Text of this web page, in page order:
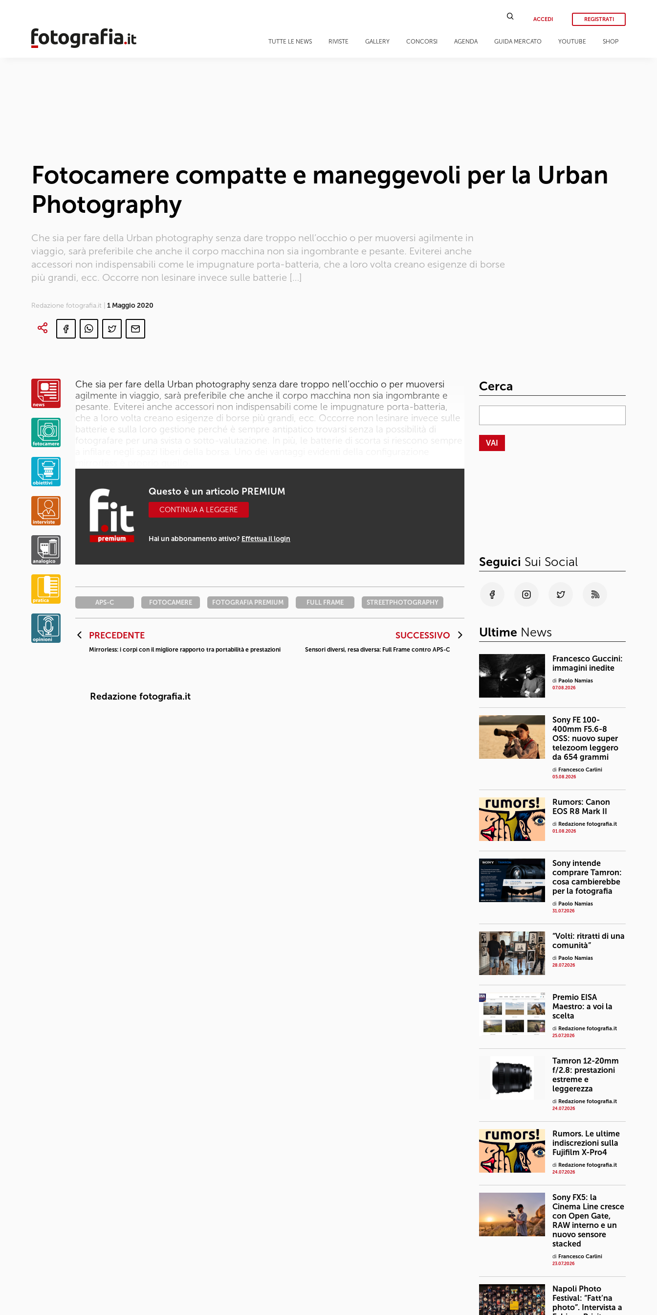
ACCEDI REGISTRATI
TUTTE LE NEWS RIVISTE GALLERY CONCORSI AGENDA GUIDA MERCATO YOUTUBE SHOP
Fotocamere compatte e maneggevoli per la Urban
Photography
Che sia per fare della Urban photography senza dare troppo nell’occhio o per muoversi agilmente in
viaggio, sarà preferibile che anche il corpo macchina non sia ingombrante e pesante. Eviterei anche
accessori non indispensabili come le impugnature porta-batteria, che a loro volta creano esigenze di borse
più grandi, ecc. Occorre non lesinare invece sulle batterie […]
Redazione fotografia.it | 1 Maggio 2020
Che sia per fare della Urban photography senza dare troppo nell’occhio o per muoversi
agilmente in viaggio, sarà preferibile che anche il corpo macchina non sia ingombrante e
pesante. Eviterei anche accessori non indispensabili come le impugnature porta-batteria,
che a loro volta creano esigenze di borse più grandi, ecc. Occorre non lesinare invece sulle
batterie e sulla loro gestione perché è sempre antipatico trovarsi senza la possibilità di
fotografare per una svista o sotto-valutazione. In più, le batterie di scorta si riescono sempre
Questo è un articolo PREMIUM
CONTINUA A LEGGERE
Hai un abbonamento attivo? Effettua il login
APS-C FOTOCAMERE FOTOGRAFIA PREMIUM FULL FRAME STREETPHOTOGRAPHY
PRECEDENTE
Mirrorless: i corpi con il migliore rapporto tra portabilità e prestazioni
SUCCESSIVO
Sensori diversi, resa diversa: Full Frame contro APS-C
Redazione fotografia.it
Cerca
Seguici Sui Social
Ultime News
Francesco Guccini:
immagini inedite
di Paolo Namias
07.08.2026
Sony FE 100-
400mm F5.6-8
OSS: nuovo super
telezoom leggero
da 654 grammi
di Francesco Carlini
05.08.2026
Rumors: Canon
EOS R8 Mark II
di Redazione fotografia.it
01.08.2026
Sony intende
comprare Tamron:
cosa cambierebbe
per la fotografia
di Paolo Namias
31.07.2026
“Volti: ritratti di una
comunità”
di Paolo Namias
28.07.2026
Premio EISA
Maestro: a voi la
scelta
di Redazione fotografia.it
25.07.2026
Tamron 12-20mm
f/2.8: prestazioni
estreme e
leggerezza
di Redazione fotografia.it
24.07.2026
Rumors. Le ultime
indiscrezioni sulla
Fujifilm X-Pro4
di Redazione fotografia.it
24.07.2026
Sony FX5: la
Cinema Line cresce
con Open Gate,
RAW interno e un
nuovo sensore
stacked
di Francesco Carlini
23.07.2026
Napoli Photo
Festival: “Fatt’na
photo”. Intervista a